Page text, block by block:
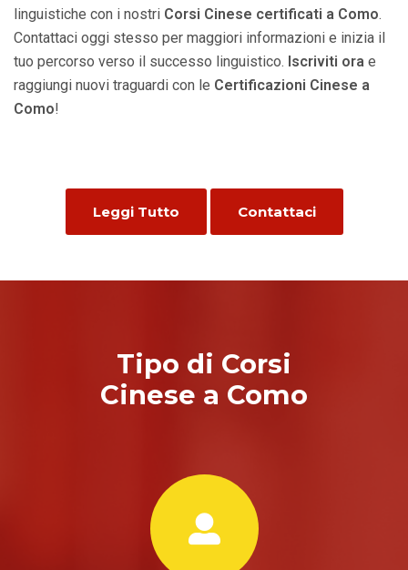
linguistiche con i nostri Corsi Cinese certificati a Como.
Contattaci oggi stesso per maggiori informazioni e inizia il
tuo percorso verso il successo linguistico. Iscriviti ora e
raggiungi nuovi traguardi con le Certificazioni Cinese a
Como!
Leggi Tutto Contattaci
Tipo di Corsi
Cinese a Como